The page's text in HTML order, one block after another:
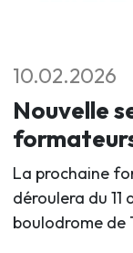
10.02.2026
Nouvelle
La prochaine
déroulera du 11
boulodrome de